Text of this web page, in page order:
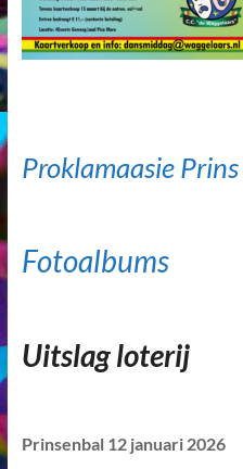
Proklamaasie
Fotoalbums
Uitslag loterij
Prinsenbal 12 januari 2026